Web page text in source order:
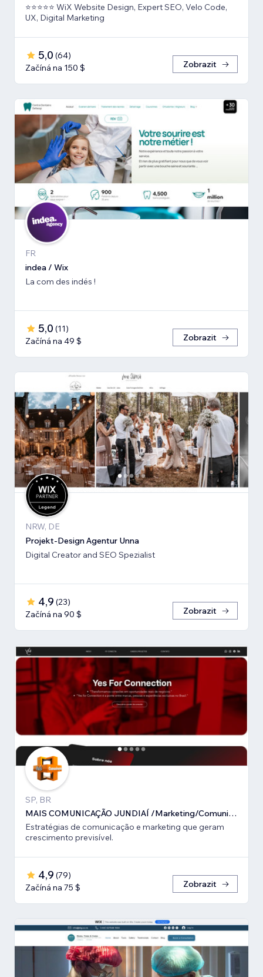
⭐⭐⭐⭐⭐ WiX Website Design, Expert SEO, Velo Code,
UX, Digital Marketing
5,0 (64)
Začíná na 150 $
Zobrazit
FR
indea / Wix
La com des indés !
5,0 (11)
Začíná na 49 $
Zobrazit
NRW, DE
Projekt-Design Agentur Unna
Digital Creator and SEO Spezialist
4,9 (23)
Začíná na 90 $
Zobrazit
SP, BR
MAIS COMUNICAÇÃO JUNDIAÍ /Marketing/Comunicação estratégica
Estratégias de comunicação e marketing que geram
crescimento previsível.
4,9 (79)
Začíná na 75 $
Zobrazit